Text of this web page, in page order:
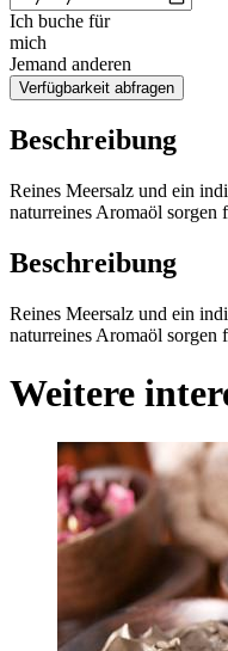
Ich buche für
mich
Jemand anderen
Verfügbarkeit abfragen
Beschreibung
Reines Meersalz und ein
naturreines Aromaöl sorgen
Beschreibung
Reines Meersalz und ein
naturreines Aromaöl sorgen
Weitere